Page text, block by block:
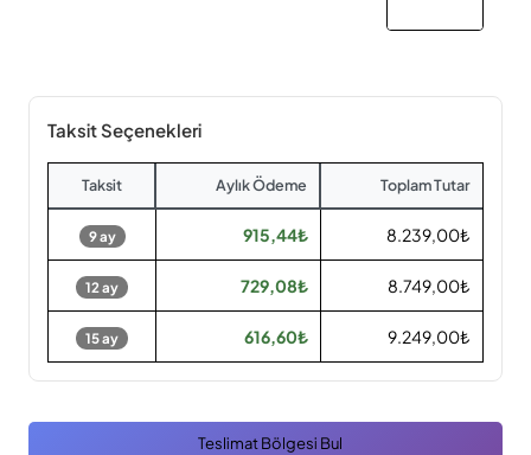
Taksit Seçenekleri
Taksit Aylık Ödeme Toplam Tutar
9 ay 915,44₺ 8.239,00₺
12 ay 729,08₺ 8.749,00₺
15 ay 616,60₺ 9.249,00₺
Teslimat Bölgesi Bul